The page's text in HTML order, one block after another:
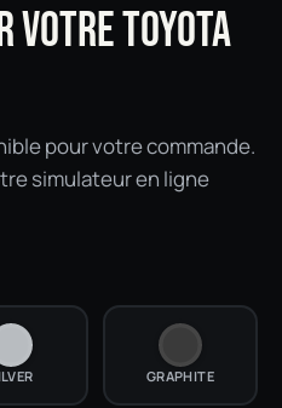
VOTRE TOYOTA
pour votre commande.
simulateur en ligne
GRAPHITE